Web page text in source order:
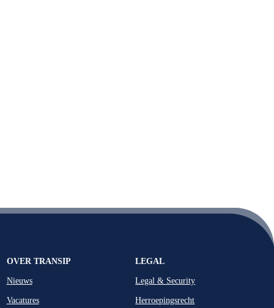
OVER TRANSIP
Nieuws
Vacatures
LEGAL
Legal & Security
Herroepingsrecht